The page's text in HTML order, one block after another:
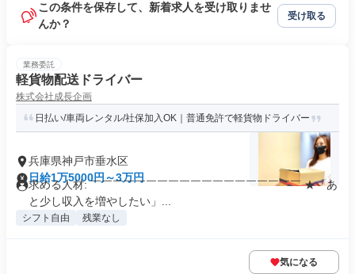
この条件を保存して、新着求人を受け取りませ
んか？
受け取る
業務委託
軽貨物配送ドライバー
株式会社成長企画
日払い/車両レンタル/社保加入OK｜普通免許で軽貨物ドライバー
兵庫県神戸市垂水区
日給1万5000円～3万円
求める人材: ￣￣￣￣￣￣￣￣￣￣￣￣￣￣￣￣￣￣￣ ★「あ
と少し収入を増やしたい」...
シフト自由 残業なし
気になる